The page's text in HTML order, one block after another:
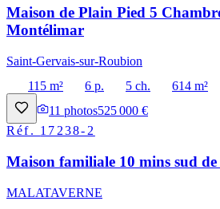
Maison de Plain Pied 5
Montélimar
Saint-Gervais-sur-Roubion
115 m²
6 p. 5 ch.
614 m²
11 photos525 000 €
Réf. 17238-2
Maison familiale 10 mins sud
MALATAVERNE